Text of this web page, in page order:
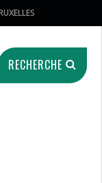
RECHERCHE